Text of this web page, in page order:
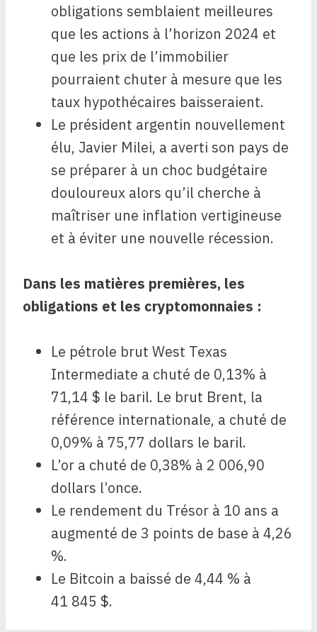
obligations semblaient meilleures
que les actions à l’horizon 2024 et
que les prix de l’immobilier
pourraient chuter à mesure que les
taux hypothécaires baisseraient.
Le président argentin nouvellement
élu, Javier Milei, a averti son pays de
se préparer à un choc budgétaire
douloureux alors qu’il cherche à
maîtriser une inflation vertigineuse
et à éviter une nouvelle récession.
Dans les matières premières, les
obligations et les cryptomonnaies :
Le pétrole brut West Texas
Intermediate a chuté de 0,13% à
71,14 $ le baril. Le brut Brent, la
référence internationale, a chuté de
0,09% à 75,77 dollars le baril.
L’or a chuté de 0,38% à 2 006,90
dollars l’once.
Le rendement du Trésor à 10 ans a
augmenté de 3 points de base à 4,26
%.
Le Bitcoin a baissé de 4,44 % à
41 845 $.